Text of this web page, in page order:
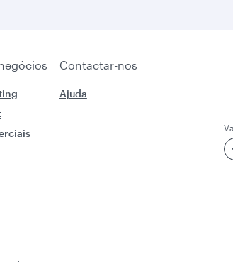
Contactar-nos
Ajuda